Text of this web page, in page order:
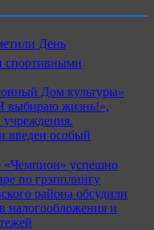
День
спортивными
Дом культуры»
выбираю жизнь!»,
введен особый
успешно
по грэпплингу
района обсудили
налогообложения и